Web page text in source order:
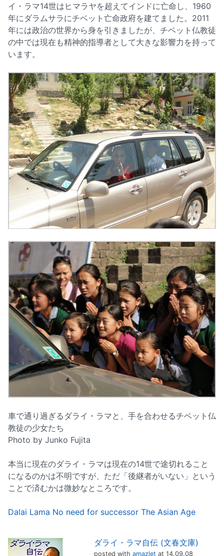
イ・ラマ14世はヒマラヤを超えてインドに亡命し、1960
年にダラムサラにチベット亡命政府を建てました。2011
年には政治の世界から身を引きましたが、チベット仏教徒
の中では現在も精神的指導者として大きな影響力を持って
います。
車で通り過ぎるダライ・ラマと、手を合わせるチベット仏
教徒の少女たち
Photo by Junko Fujita
本当に現在のダライ・ラマは現在の14世で途切れること
になるのかは不明ですが、ただ「後継者がいない」という
ことで済むかは微妙なところです。
Dalai Lama No need for successor The Asian Age
ダライ・ラマ自伝 (文春文庫)
posted with amazlet at 14.09.08